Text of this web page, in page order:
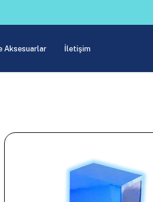
Aksesuarlar İletişim